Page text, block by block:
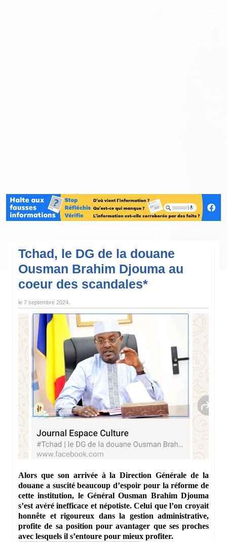
Tchad, le DG de la douane
Ousman Brahim Djouma au
coeur des scandales*
le 7 septembre 2024
Alors que son arrivée à la Direction Générale de la
douane a suscité beaucoup d’espoir pour la réforme de
cette institution, le Général Ousman Brahim Djouma
s’est avéré inefficace et népotiste. Celui que l’on croyait
honnête et rigoureux dans la gestion administrative,
profite de sa position pour avantager que ses proches
avec lesquels il s’entoure pour mieux profiter.